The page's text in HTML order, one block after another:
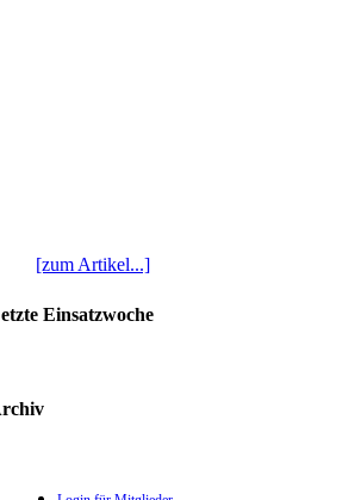
[zum Artikel...]
Einsatzwoche